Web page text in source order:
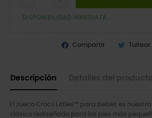
DISPONIBILIDAD INMEDIATA
Compartir Tuitear
Descripción
El zueco Crocs Littles™ para bebés es
clásico rediseñado para los pies más